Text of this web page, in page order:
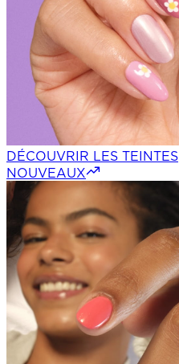
DÉCOUVRIR LES TEINTES
NOUVEAUX